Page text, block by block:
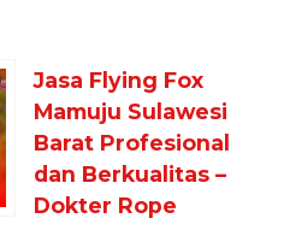
Jasa Flying Fox
Mamuju Sulawesi
Barat Profesional
dan Berkualitas –
Dokter Rope